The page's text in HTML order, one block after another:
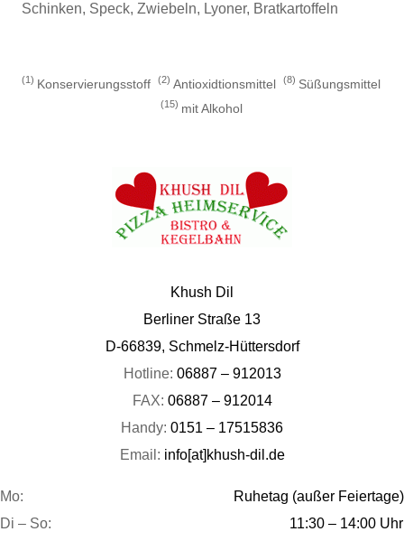
Schinken, Speck, Zwiebeln, Lyoner, Bratkartoffeln
1 Konservierungsstoff 2 Antioxidtionsmittel 8 Süßungsmittel
15 mit Alkohol
Khush Dil
Berliner Straße 13
D-66839, Schmelz-Hüttersdorf
Hotline: 06887 – 912013
FAX: 06887 – 912014
Handy: 0151 – 17515836
Email: info[at]khush-dil.de
Mo:
Ruhetag (außer Feiertage)
Di – So:
11:30 – 14:00 Uhr